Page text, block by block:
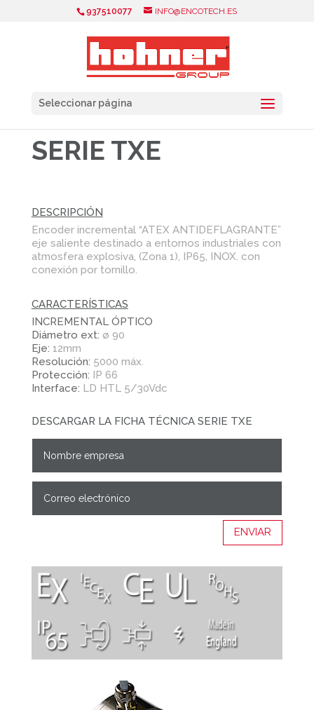
937510077 INFO@ENCOTECH.ES
Seleccionar página
SERIE TXE
DESCRIPCIÓN
Encoder incremental “ATEX ANTIDEFLAGRANTE”
eje saliente destinado a entornos industriales con
atmosfera explosiva, (Zona 1), IP65, INOX. con
conexión por tornillo.
CARACTERÍSTICAS
INCREMENTAL ÓPTICO
Diámetro ext: ø 90
Eje: 12mm
Resolución: 5000 máx.
Protección: IP 66
Interface: LD HTL 5/30Vdc
DESCARGAR LA FICHA TÉCNICA SERIE TXE
ENVIAR